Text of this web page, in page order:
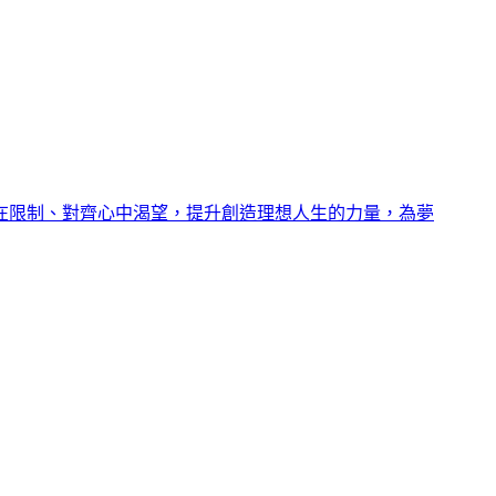
制、對齊心中渴望，提升創造理想人生的力量，為夢